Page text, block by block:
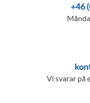
+46
Vi svarar på